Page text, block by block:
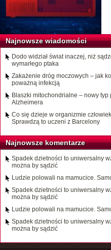
Najnowsze wiadomości
Dodo widział świat inaczej, niż
wymarłego ptaka
Zakażenie dróg moczowych – jak
poważną infekcją
Blaszki mitochondrialne – nowy
Alzheimera
Co się dzieje w organizmie
Sprawdzą to uczeni z Barcelony
Najnowsze komentarze
Spadek dzietności to uniwersalny
można by sądzić
Ludzie polowali na mamucice.
Spadek dzietności to uniwersalny
można by sądzić
Ludzie polowali na mamucice.
Spadek dzietności to uniwersalny
można by sądzić